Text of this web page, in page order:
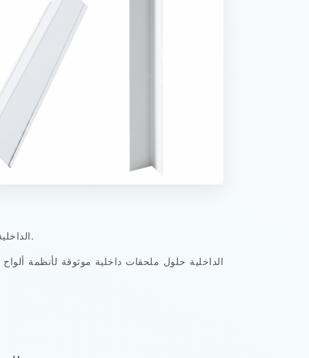
مصنوعة من الألومنيوم المتين أو PVC أو الفولاذ المجلفن، تم تصميم كل ملحقات Freezewize الداخلية لبيئات التخزين البارد الصناعية.